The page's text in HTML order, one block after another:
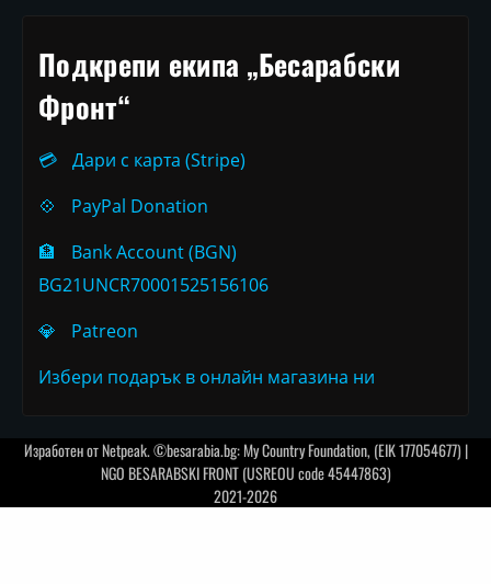
Подкрепи екипа „Бесарабски
Фронт“
💳
Дари с карта (Stripe)
💠
PayPal Donation
🏦
Bank Account (BGN)
BG21UNCR70001525156106
💎
Patreon
Избери подарък в онлайн магазина ни
Изработен отNetpeak. ©besarabia.bg: My Country Foundation, (EIK 177054677) |
NGO BESARABSKI FRONT (USREOU code 45447863)
2021-2026